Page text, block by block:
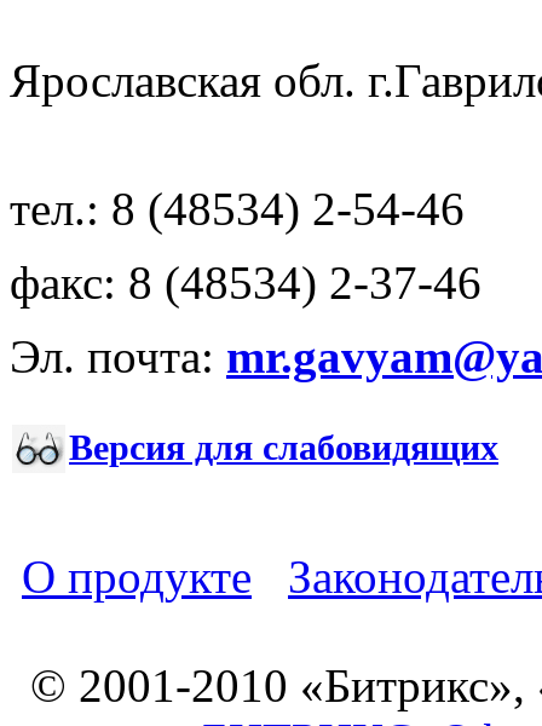
Ярославская обл.
тел.: 8 (48534) 2-54-46
факс: 8 (48534) 2-37-46
Эл. почта:
Версия для слабовидящих
О продукте
© 2001-2010 «Битрикс»,